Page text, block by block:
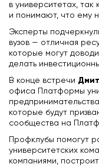
в университетах, так
и понимают, что ему
Эксперты
вузов — отличная
которые могут
делать
В конце встречи
офиса Платформы
которые будут
сообщества на
Профклубы помогут
университетских
компаниями,